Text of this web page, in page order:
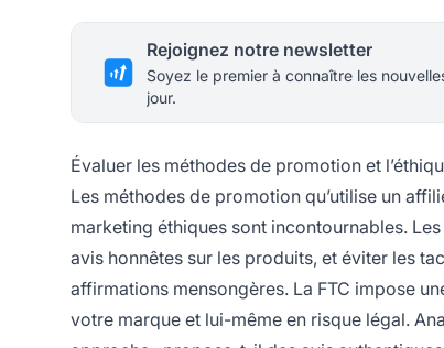
Rejoignez notre newsletter
Soyez le premier à connaître les
jour.
Évaluer les méthodes de promotion et
Les méthodes de promotion qu’utilise un
marketing éthiques sont incontournables.
avis honnêtes sur les produits, et éviter les
affirmations mensongères. La FTC impose
votre marque et lui-même en risque légal.